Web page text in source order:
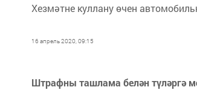
Хезмәтне куллану өчен
16 апрель 2020, 09:15
Штрафны ташлама белән түләргә